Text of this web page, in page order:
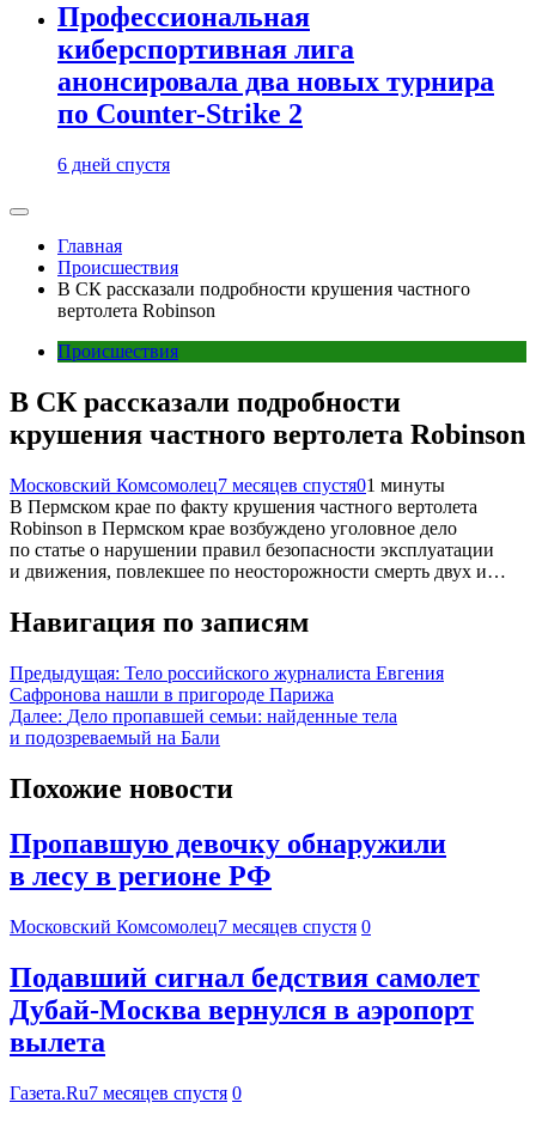
Профессиональная
киберспортивная лига
анонсировала два новых турнира
по Counter-Strike 2
6 дней спустя
Главная
Происшествия
В СК рассказали подробности крушения частного
вертолета Robinson
Происшествия
В СК рассказали подробности
крушения частного вертолета Robinson
Московский Комсомолец7 месяцев спустя01 минуты
В Пермском крае по факту крушения частного вертолета
Robinson в Пермском крае возбуждено уголовное дело
по статье о нарушении правил безопасности эксплуатации
и движения, повлекшее по неосторожности смерть двух и…
Навигация по записям
Предыдущая: Тело российского журналиста Евгения
Сафронова нашли в пригороде Парижа
Далее: Дело пропавшей семьи: найденные тела
и подозреваемый на Бали
Похожие новости
Пропавшую девочку обнаружили
в лесу в регионе РФ
Московский Комсомолец7 месяцев спустя 0
Подавший сигнал бедствия самолет
Дубай-Москва вернулся в аэропорт
вылета
Газета.Ru7 месяцев спустя 0